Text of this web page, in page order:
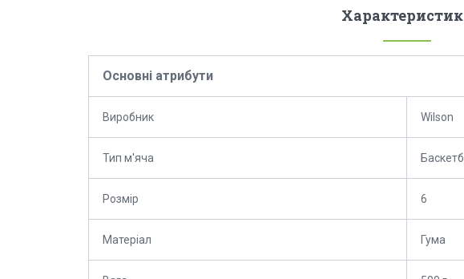
Основні атрибути
Виробник Wilson
Тип м'яча
Розмір 6
Матеріал Гума